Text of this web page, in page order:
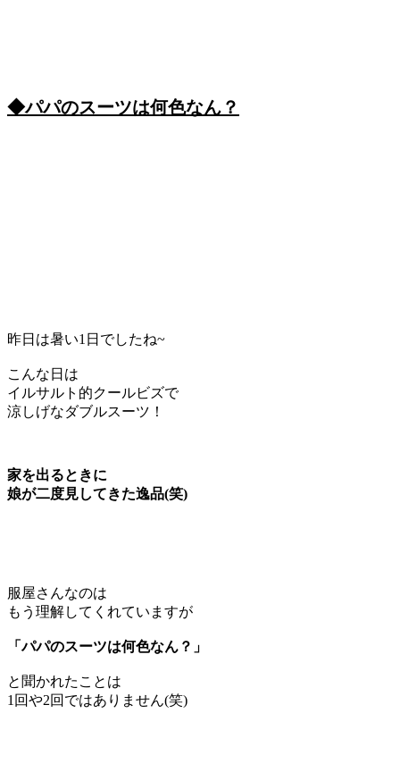
◆パパのスーツは何色なん？
昨日は暑い1日でしたね~
こんな日は
イルサルト的クールビズで
涼しげなダブルスーツ！
家を出るときに
娘が二度見してきた逸品(笑)
服屋さんなのは
もう理解してくれていますが
「パパのスーツは何色なん？」
と聞かれたことは
1回や2回ではありません(笑)